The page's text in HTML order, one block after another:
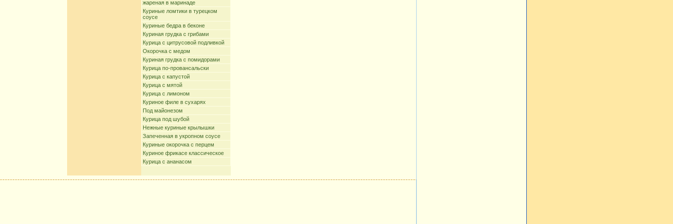
жареная в маринаде
Куриные ломтики в турецком
соусе
Куриные бедра в беконе
Куриная грудка с грибами
Курица с цитрусовой подливкой
Окорочка с медом
Куриная грудка с помидорами
Курица по-провансальски
Курица с капустой
Курица с мятой
Курица с лимоном
Куриное филе в сухарях
Под майонезом
Курица под шубой
Нежные куриные крылышки
Запеченная в укропном соусе
Куриные окорочка с перцем
Куриное фрикасе классическое
Курица с ананасом